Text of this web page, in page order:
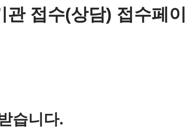
관 접수(상담) 접수페
습니다.